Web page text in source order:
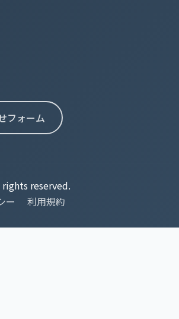
フォーム
rights reserved.
ー
利用規約